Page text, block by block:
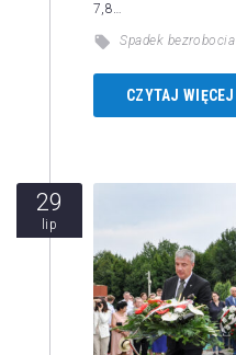
7,8…
Spadek bezrobocia
CZYTAJ WIĘCEJ
29
lip